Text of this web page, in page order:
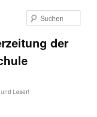
der
Leser!